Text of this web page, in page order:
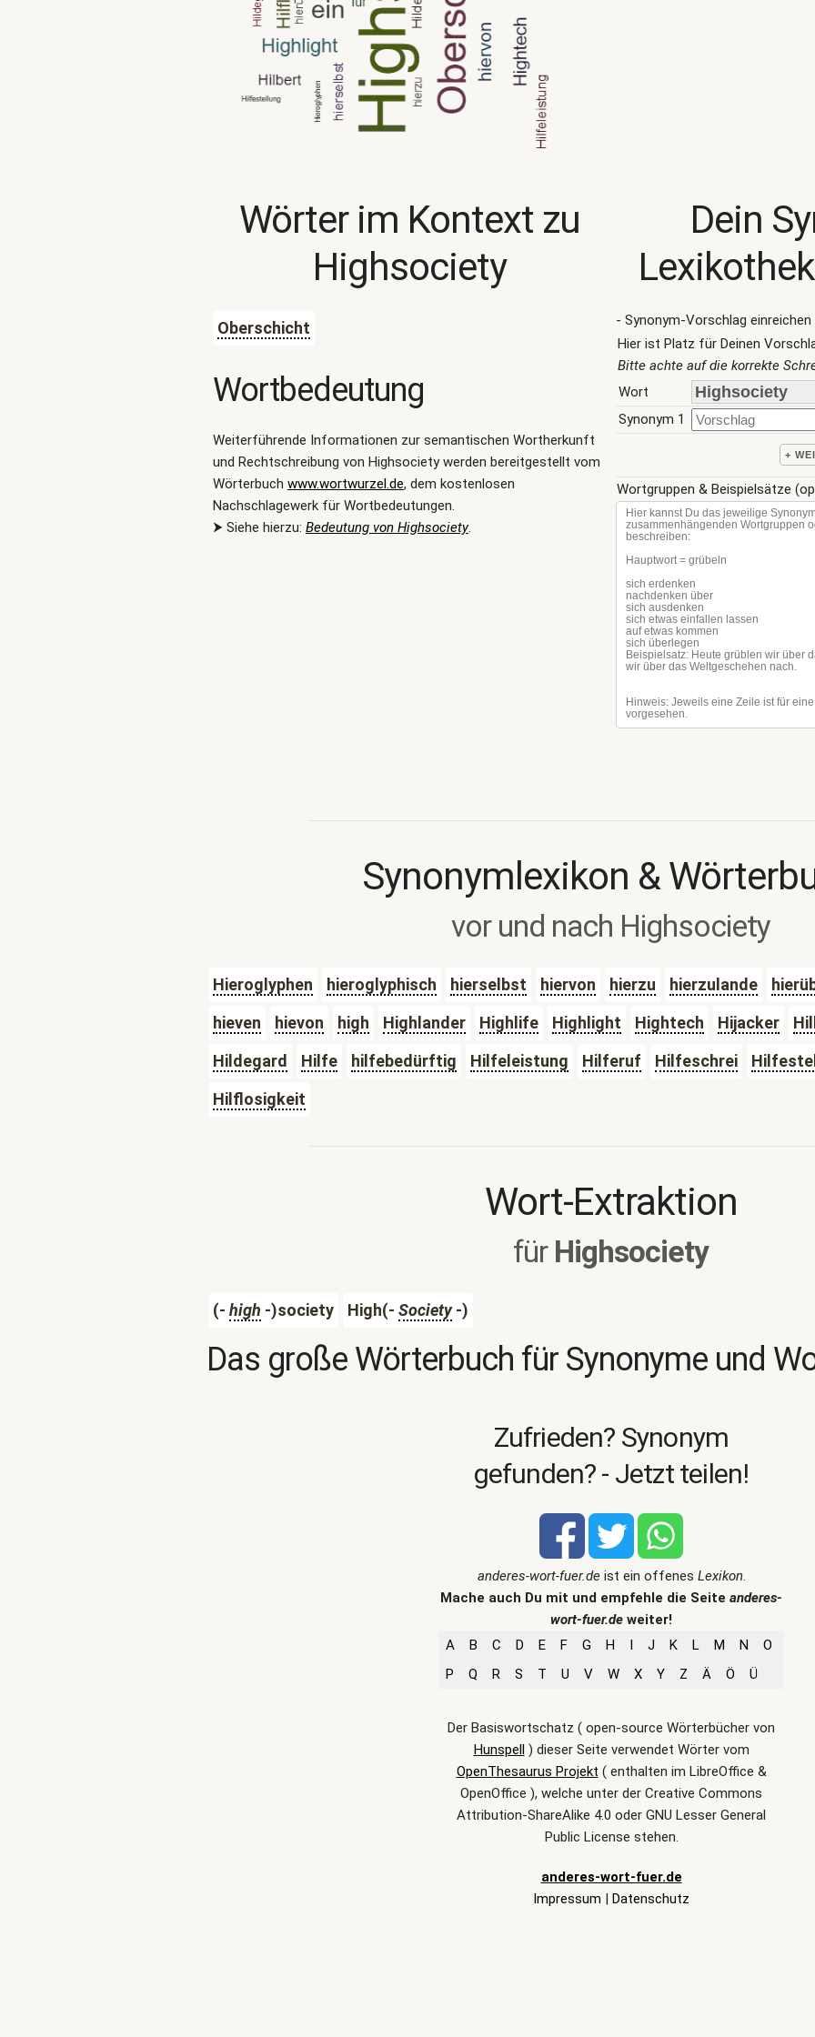
Wörter im Kontext zu
Highsociety
Oberschicht
Wortbedeutung
Weiterführende Informationen zur semantischen Wortherkunft
und Rechtschreibung von Highsociety werden bereitgestellt vom
Wörterbuch www.wortwurzel.de, dem kostenlosen
Nachschlagewerk für Wortbedeutungen.
⮞ Siehe hierzu: Bedeutung von Highsociety.
Dein
- Synonym-Vorschlag einreichen
Hier ist Platz für Deinen
Bitte achte auf die korrekte
Wort
Synonym 1
+
Wortgruppen & Beispielsätze
Synonymlexikon &
vor und nach Highsociety
Hieroglyphen hieroglyphisch hierselbst hiervon hierzu hierzulande
hieven
hievon high Highlander Highlife Highlight Hightech Hijacker
Hildegard
Hilfe hilfebedürftig Hilfeleistung Hilferuf Hilfeschrei
Hilflosigkeit
Wort-Extraktion
für Highsociety
(- high -)society High(- Society-)
Das große Wörterbuch für Synonyme und
Zufrieden? Synonym
gefunden? - Jetzt teilen!
anderes-wort-fuer.deist ein offenes Lexikon.
Mache auch Du mit und empfehle die Seite anderes-
wort-fuer.de weiter!
A
B C D E F G H I J K L M N
O
P
Q R S T U V W X Y Z Ä Ö Ü
Der Basiswortschatz ( open-source Wörterbücher von
Hunspell) dieser Seite verwendet Wörter vom
OpenThesaurus Projekt ( enthalten im LibreOffice &
OpenOffice ), welche unter der Creative Commons
Attribution-ShareAlike 4.0 oder GNU Lesser General
Public License stehen.
anderes-wort-fuer.de
Impressum | Datenschutz